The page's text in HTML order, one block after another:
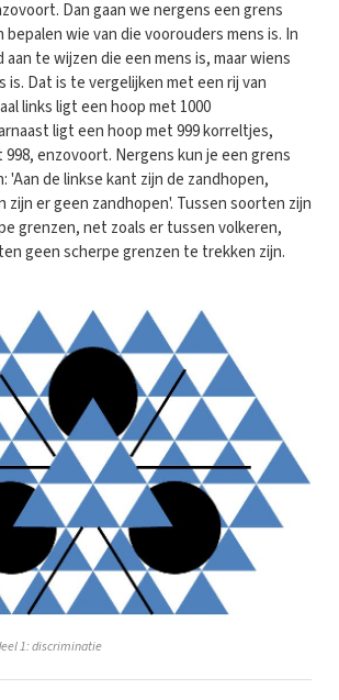
Dan gaan we nergens een grens
wie van die voorouders mens is. In
aan te wijzen die een mens is, maar wiens
is. Dat is te vergelijken met een rij van
links ligt een hoop met 1000
ligt een hoop met 999 korreltjes,
enzovoort. Nergens kun je een grens
'Aan de linkse kant zijn de zandhopen,
zijn er geen zandhopen'. Tussen soorten zijn
grenzen, net zoals er tussen volkeren,
geen scherpe grenzen te trekken zijn.
1: discriminatie